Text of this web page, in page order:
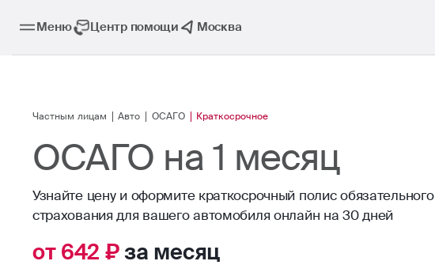
Меню Центр помощи Москва
Частным лицам Авто ОСАГО Краткосрочное
ОСАГО на 1 месяц
Узнайте цену и оформите краткосрочный полис обязательного
страхования для вашего автомобиля онлайн на 30 дней
от 642 ₽за месяц